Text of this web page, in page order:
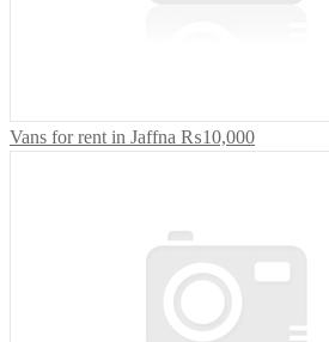
Vans for rent in Jaffna ₨10,000